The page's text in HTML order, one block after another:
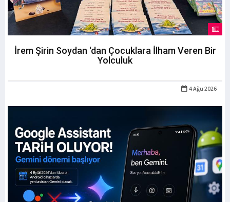
İrem Şirin Soydan 'dan Çocuklara İlham Veren Bir
Yolculuk
4 Ağu 2026